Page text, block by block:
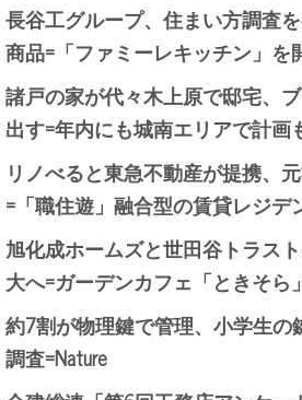
長谷工グループ、住まい方調査
商品=「ファミーレキッチン」を
諸戸の家が代々木上原で邸宅、
出す=年内にも城南エリアで計画
リノべると東急不動産が提携、
=「職住遊」融合型の賃貸レジデ
旭化成ホームズと世田谷トラス
大へ=ガーデンカフェ「ときそら
約7割が物理鍵で管理、小学生
調査=Nature